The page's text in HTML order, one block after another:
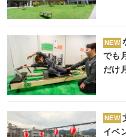
NEW
でも
だけ
NEW
イベ